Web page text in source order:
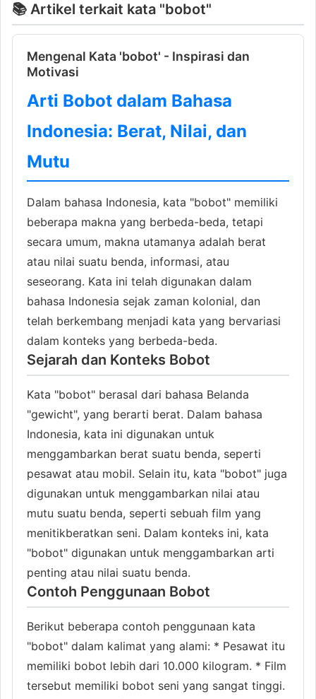
📚 Artikel terkait kata "bobot"
Mengenal Kata 'bobot' - Inspirasi dan
Motivasi
Arti Bobot dalam Bahasa
Indonesia: Berat, Nilai, dan
Mutu
Dalam bahasa Indonesia, kata "bobot" memiliki
beberapa makna yang berbeda-beda, tetapi
secara umum, makna utamanya adalah berat
atau nilai suatu benda, informasi, atau
seseorang. Kata ini telah digunakan dalam
bahasa Indonesia sejak zaman kolonial, dan
telah berkembang menjadi kata yang bervariasi
dalam konteks yang berbeda-beda.
Sejarah dan Konteks Bobot
Kata "bobot" berasal dari bahasa Belanda
"gewicht", yang berarti berat. Dalam bahasa
Indonesia, kata ini digunakan untuk
menggambarkan berat suatu benda, seperti
pesawat atau mobil. Selain itu, kata "bobot" juga
digunakan untuk menggambarkan nilai atau
mutu suatu benda, seperti sebuah film yang
menitikberatkan seni. Dalam konteks ini, kata
"bobot" digunakan untuk menggambarkan arti
penting atau nilai suatu benda.
Contoh Penggunaan Bobot
Berikut beberapa contoh penggunaan kata
"bobot" dalam kalimat yang alami: * Pesawat itu
memiliki bobot lebih dari 10.000 kilogram. * Film
tersebut memiliki bobot seni yang sangat tinggi.